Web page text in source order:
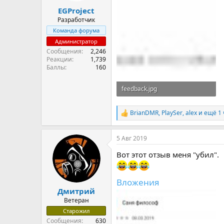
EGProject
Разработчик
Команда форума
Администратор
Сообщения
2,246
Реакции
1,739
Баллы
160
feedback.jpg
26.5 KB · Просмотры: 28
Р
е
а
к
и
и
:
BrianDMR, PlaySer,alex и ещё 1
Дмитрий
Ветеран
Старожил
Сообщения
630
5 Авг 2019
Вот этот отзыв меня "убил".
Вложения